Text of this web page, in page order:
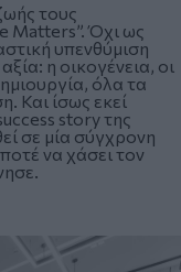
τους
Matters”. Όχι ως
υπενθύμιση
η οικογένεια, οι
όλα τα
Και ίσως εκεί
story της
σε μία σύγχρονη
να χάσει τον